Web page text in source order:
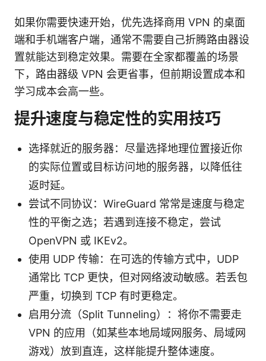
如果你需要快速开始，优先选择商用 VPN 的桌面
端和手机端客户端，通常不需要自己折腾路由器设
置就能达到稳定效果。需要在全家都覆盖的场景
下，路由器级 VPN 会更省事，但前期设置成本和
学习成本会高一些。
提升速度与稳定性的实用技巧
选择就近的服务器：尽量选择地理位置接近你
的实际位置或目标访问地的服务器，以降低往
返时延。
尝试不同协议：WireGuard 常常是速度与稳定
性的平衡之选；若遇到连接不稳定，尝试
OpenVPN 或 IKEv2。
使用 UDP 传输：在可选的传输方式中，UDP
通常比 TCP 更快，但对网络波动敏感。若丢包
严重，切换到 TCP 有时更稳定。
启用分流（Split Tunneling）：将你不需要走
VPN 的应用（如某些本地局域网服务、局域网
游戏）放到直连，这样能提升整体速度。